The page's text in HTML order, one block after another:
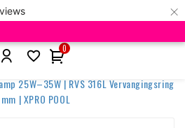
×

0
Ultradunne lampen
25W–35W | RVS 316L Vervangingsring
| XPRO POOL